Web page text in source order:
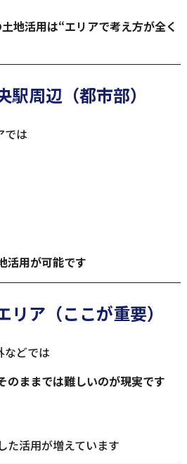
地活用は“エリアで考え方が全く
周辺（都市部）
では
活用が可能です
ア（ここが重要）
などでは
のままでは難しいのが現実です
た活用が増えています